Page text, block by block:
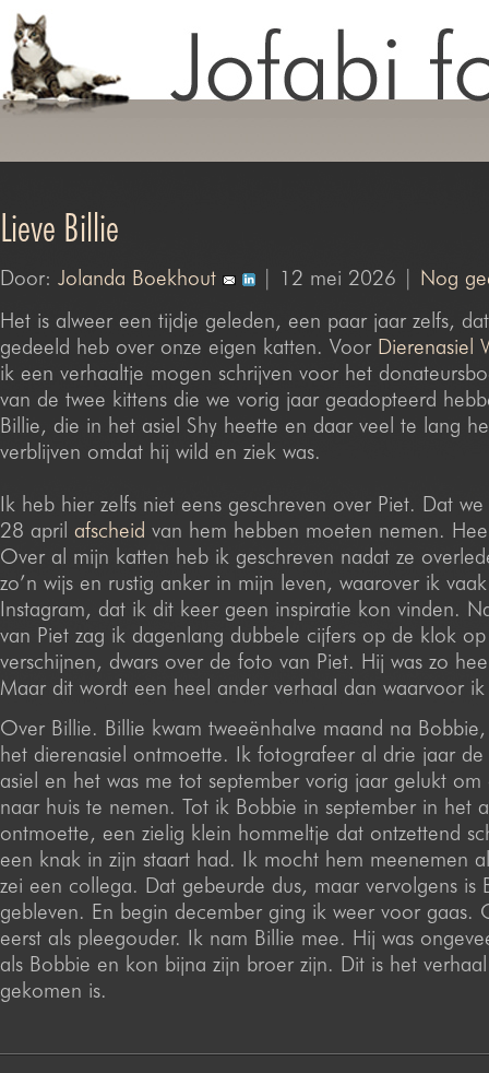
Lieve Billie
Door: Jolanda Boekhout | 12 mei 2026 | Nog
Het is alweer een tijdje geleden, een paar jaar zelfs,
gedeeld heb over onze eigen katten. Voor Dierenasiel
ik een verhaaltje mogen schrijven voor het
van de twee kittens die we vorig jaar geadopteerd
Billie, die in het asiel Shy heette en daar veel te lang
verblijven omdat hij wild en ziek was.
Ik heb hier zelfs niet eens geschreven over Piet. Dat
28 april afscheid van hem hebben moeten nemen.
Over al mijn katten heb ik geschreven nadat ze
zo’n wijs en rustig anker in mijn leven, waarover ik
Instagram, dat ik dit keer geen inspiratie kon vinden.
van Piet zag ik dagenlang dubbele cijfers op de klok
verschijnen, dwars over de foto van Piet. Hij was zo
Maar dit wordt een heel ander verhaal dan waarvoor
Over Billie. Billie kwam tweeënhalve maand na
het dierenasiel ontmoette. Ik fotografeer al drie jaar
asiel en het was me tot september vorig jaar gelukt
naar huis te nemen. Tot ik Bobbie in september in het
ontmoette, een zielig klein hommeltje dat ontzettend
een knak in zijn staart had. Ik mocht hem meenemen
zei een collega. Dat gebeurde dus, maar vervolgens is
gebleven. En begin december ging ik weer voor gaas.
eerst als pleegouder. Ik nam Billie mee. Hij was
als Bobbie en kon bijna zijn broer zijn. Dit is het
gekomen is.